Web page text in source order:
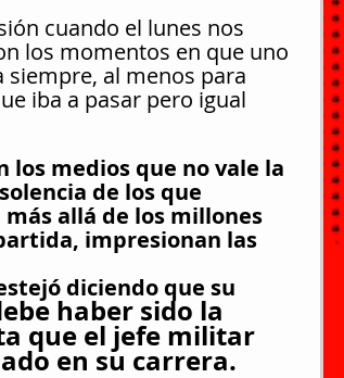
cuando el lunes nos
los momentos en que uno
al menos para
iba a pasar pero igual
los medios que no vale la
de los que
allá de los millones
impresionan las
diciendo que su
haber sido la
que el jefe militar
en su carrera.